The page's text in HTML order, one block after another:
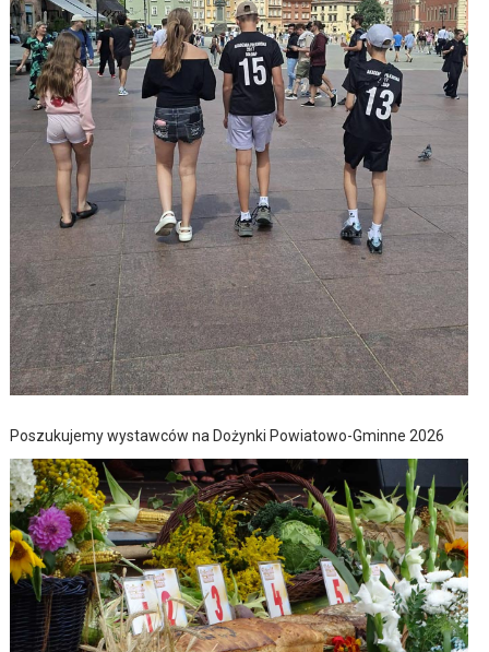
Poszukujemy wystawców na Dożynki Powiatowo-Gminne 2026